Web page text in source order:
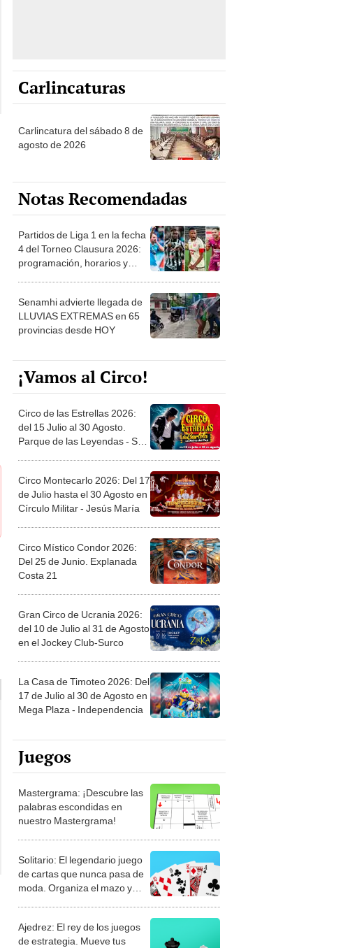
Carlincaturas
Carlincatura del sábado 8 de
agosto de 2026
Notas Recomendadas
Partidos de Liga 1 en la fecha
4 del Torneo Clausura 2026:
programación, horarios y
Senamhi advierte llegada de
LLUVIAS EXTREMAS en 65
provincias desde HOY
¡Vamos al Circo!
Circo de las Estrellas 2026:
del 15 Julio al 30 Agosto.
Parque de las Leyendas - San
Circo Montecarlo 2026: Del 17
de Julio hasta el 30 Agosto en
Círculo Militar - Jesús María
Circo Místico Condor 2026:
Del 25 de Junio. Explanada
Costa 21
Gran Circo de Ucrania 2026:
del 10 de Julio al 31 de Agosto
en el Jockey Club-Surco
La Casa de Timoteo 2026: Del
17 de Julio al 30 de Agosto en
Mega Plaza - Independencia
Juegos
Mastergrama: ¡Descubre las
palabras escondidas en
nuestro Mastergrama!
Solitario: El legendario juego
de cartas que nunca pasa de
moda. Organiza el mazo y
Ajedrez: El rey de los juegos
de estrategia. Mueve tus